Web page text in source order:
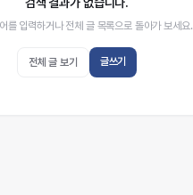
를 입력하거나 전체 글 목록으로 돌아가 보세요.
전체 글 보기 글쓰기